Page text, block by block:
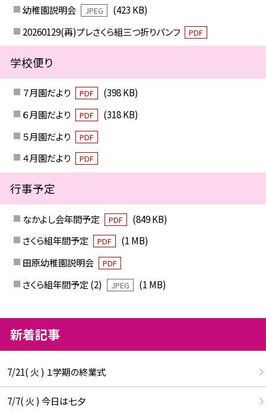
幼稚園説明会 JPEG
(423 KB)
20260129(再)プレさくら組三つ折りパンフ
PDF
学校便り
７月園だより PDF
(398 KB)
６月園だより
PDF
(318 KB)
５月園だより
PDF
４月園だより PDF
行事予定
なかよし会年間予定 PDF
(849 KB)
さくら組年間予定
PDF
(1 MB)
田原幼稚園説明会
PDF
さくら組年間予定 (2) JPEG (1 MB)
新着記事
7/21( 火 ) １学期の終業式
7/7( 火 ) 今日は七夕